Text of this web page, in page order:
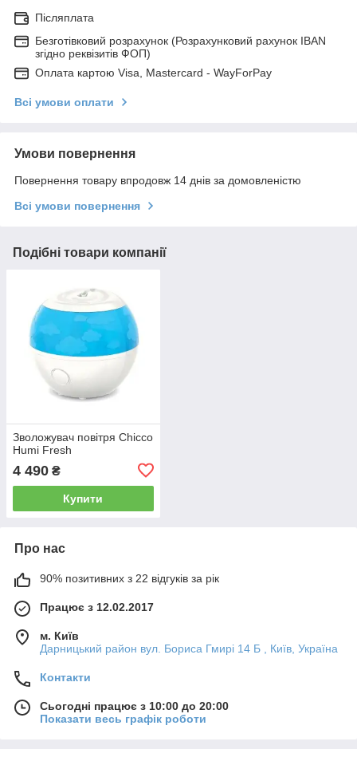
Післяплата
Безготівковий розрахунок (Розрахунковий рахунок IBAN
згідно реквізитів ФОП)
Оплата картою Visa, Mastercard - WayForPay
Всі умови оплати
Умови повернення
Повернення товару впродовж 14 днів за домовленістю
Всі умови повернення
Подібні товари компанії
Зволожувач повітря Chicco
Humi Fresh
4 490 ₴
Купити
Про нас
90% позитивних з 22 відгуків за рік
Працює з 12.02.2017
м. Київ
Дарницький район вул. Бориса Гмирі 14 Б , Київ, Україна
Контакти
Сьогодні працює з 10:00 до 20:00
Показати весь графік роботи